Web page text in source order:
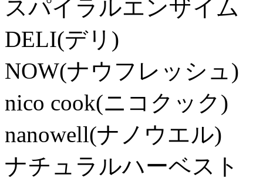
スパイラルエンザイム
DELI(デリ)
NOW(ナウフレッシュ)
nico cook(ニコクック)
nanowell(ナノウエル)
ナチュラルハーベスト